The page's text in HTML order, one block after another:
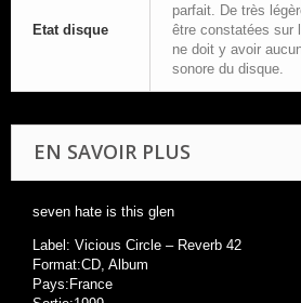
Etat disque
parfait. De très
être constatées sur
ne doit y avoir
sonore du disque.
EN SAVOIR PLUS
seven hate is this glen
Label: Vicious Circle – Reverb 42
Format:CD, Album
Pays:France